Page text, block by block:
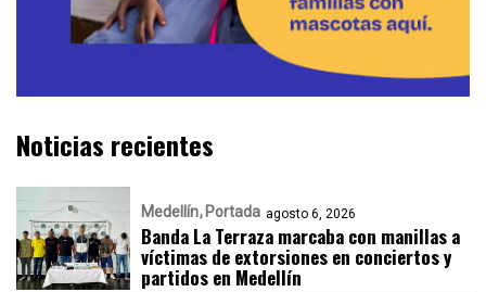
Noticias recientes
Medellín Portada agosto 6, 2026
Banda La Terraza marcaba con manillas a
víctimas de extorsiones en conciertos y
partidos en Medellín